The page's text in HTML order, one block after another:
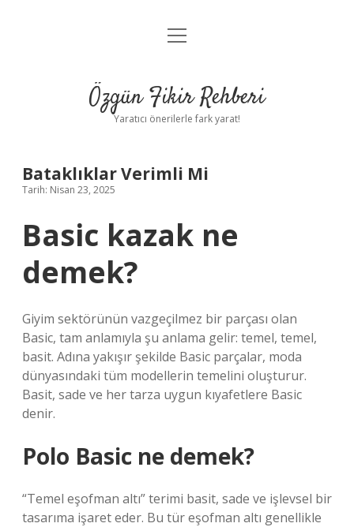
Gizlilik Politikası
Yasal Uyarı
menüyü
Özgün Fikir Rehberi
Yaratıcı önerilerle fark yarat!
Bataklıklar Verimli Mi
Tarih: Nisan 23, 2025
Basic kazak ne
demek?
Giyim sektörünün vazgeçilmez bir parçası olan
Basic, tam anlamıyla şu anlama gelir: temel, temel,
basit. Adına yakışır şekilde Basic parçalar, moda
dünyasındaki tüm modellerin temelini oluşturur.
Basit, sade ve her tarza uygun kıyafetlere Basic
denir.
Polo Basic ne demek?
“Temel eşofman altı” terimi basit, sade ve işlevsel bir
tasarıma işaret eder. Bu tür eşofman altı genellikle